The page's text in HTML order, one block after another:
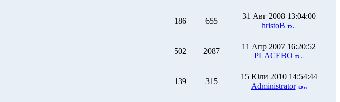
186 655
31 Авг 2008 13:04:00
hristoB
502 2087
11 Апр 2007 16:20:52
PLACEBO
139 315
15 Юли 2010 14:54:44
Administrator